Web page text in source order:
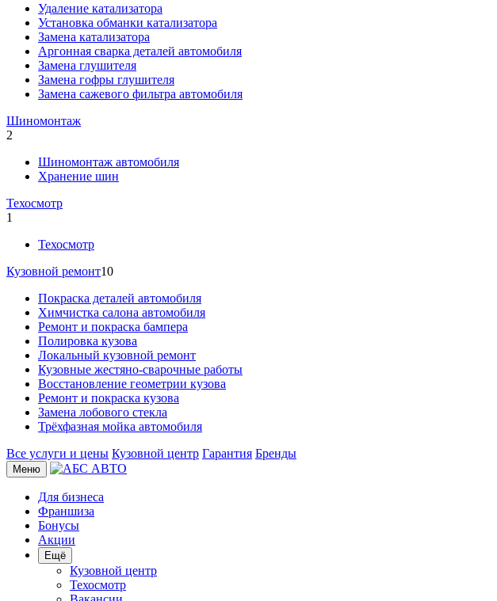
Удаление катализатора
Установка обманки катализатора
Замена катализатора
Аргонная сварка деталей автомобиля
Замена глушителя
Замена гофры глушителя
Замена сажевого фильтра автомобиля
Шиномонтаж
2
Шиномонтаж автомобиля
Хранение шин
Техосмотр
1
Техосмотр
Кузовной ремонт10
Покраска деталей автомобиля
Химчистка салона автомобиля
Ремонт и покраска бампера
Полировка кузова
Локальный кузовной ремонт
Кузовные жестяно-сварочные работы
Восстановление геометрии кузова
Ремонт и покраска кузова
Замена лобового стекла
Трёхфазная мойка автомобиля
Все услуги и цены Кузовной центр Гарантия Бренды
Меню
Для бизнеса
Франшиза
Бонусы
Акции
Ещё
Кузовной центр
Техосмотр